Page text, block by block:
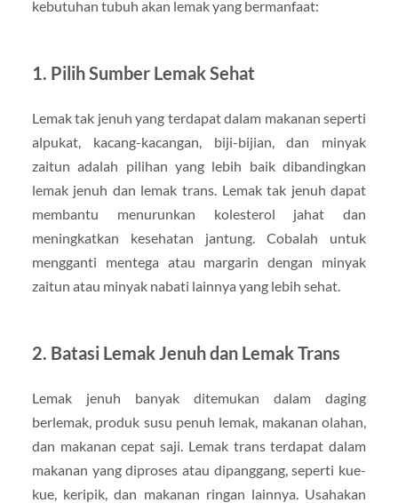
kebutuhan tubuh akan lemak yang bermanfaat:
1. Pilih Sumber Lemak Sehat
Lemak tak jenuh yang terdapat dalam makanan seperti
alpukat, kacang-kacangan, biji-bijian, dan minyak
zaitun adalah pilihan yang lebih baik dibandingkan
lemak jenuh dan lemak trans. Lemak tak jenuh dapat
membantu menurunkan kolesterol jahat dan
meningkatkan kesehatan jantung. Cobalah untuk
mengganti mentega atau margarin dengan minyak
zaitun atau minyak nabati lainnya yang lebih sehat.
2. Batasi Lemak Jenuh dan Lemak Trans
Lemak jenuh banyak ditemukan dalam daging
berlemak, produk susu penuh lemak, makanan olahan,
dan makanan cepat saji. Lemak trans terdapat dalam
makanan yang diproses atau dipanggang, seperti kue-
kue, keripik, dan makanan ringan lainnya. Usahakan